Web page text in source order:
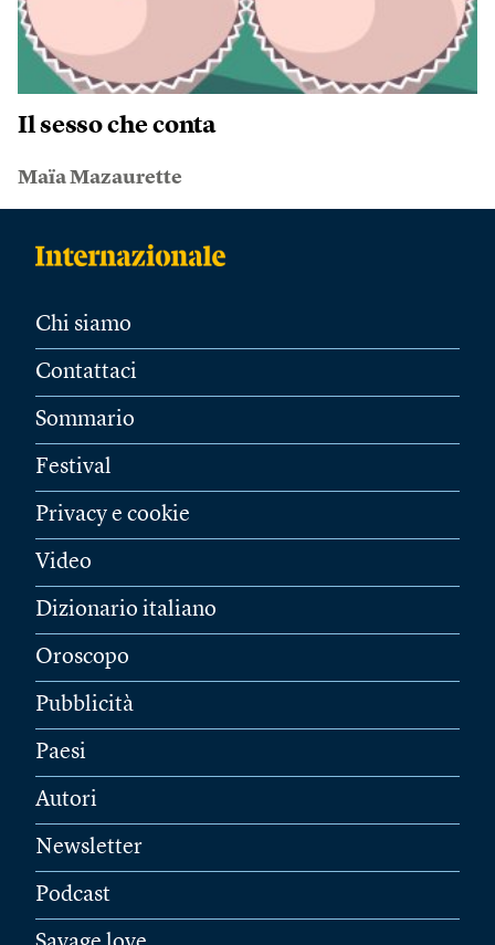
Il sesso che conta
Maïa Mazaurette
Chi siamo
Contattaci
Sommario
Festival
Privacy e cookie
Video
Dizionario italiano
Oroscopo
Pubblicità
Paesi
Autori
Newsletter
Podcast